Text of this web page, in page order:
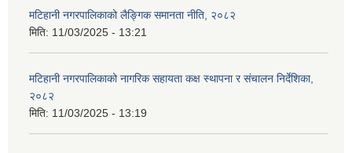
मटिहानी नगरपालिकाको लैङ्गिक समानता नीति, २०८२
मिति: 11/03/2025 - 13:21
मटिहानी नगरपालिकाको नागरिक सहायता कक्ष स्थापना र संचालन निर्देशिका,
२०८२
मिति: 11/03/2025 - 13:19